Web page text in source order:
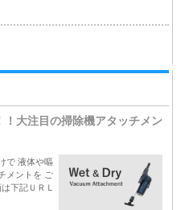
大注目の掃除機アタッチメン
で 液体や嘔
メントを ご
下記ＵＲＬ